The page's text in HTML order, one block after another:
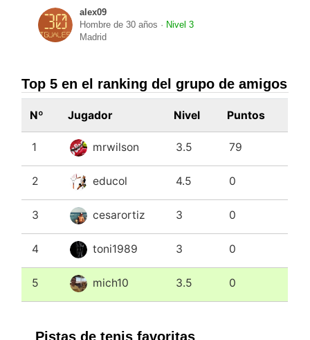
alex09
Hombre de 30 años · Nivel 3
Madrid
Top 5 en el ranking del grupo de amigos
Nº Jugador Nivel Puntos
1 mrwilson 3.5 79
2 educol 4.5 0
3 cesarortiz 3 0
4 toni1989 3 0
5 mich10 3.5 0
Pistas de tenis favoritas